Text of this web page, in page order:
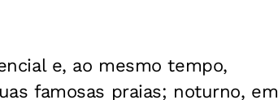
e, ao mesmo tempo,
famosas praias; noturno, em